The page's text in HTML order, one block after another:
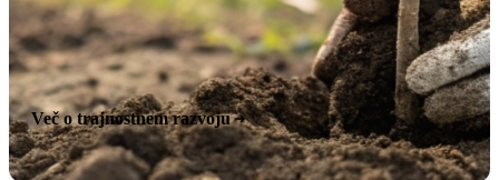
Več o trajnostnem razvoju